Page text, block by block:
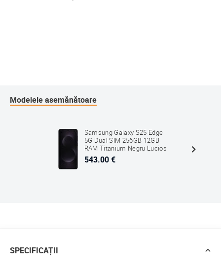
Modelele asemănătoare
Samsung Galaxy S25 Edge
5G Dual SIM 256GB 12GB
RAM Titanium Negru Lucios
543.00 €
SPECIFICAȚII